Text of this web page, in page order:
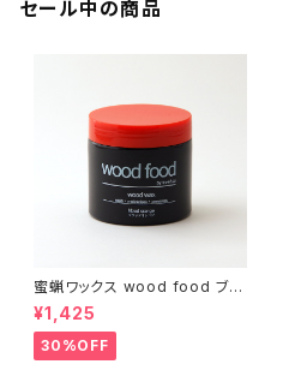
セール中の商品
蜜蝋ワックス wood food ブラ
ッドオレンジ【DIY】【木工】【ギフ
ト プレゼント】【父の日 お誕生
日】
¥1,425
30%OFF